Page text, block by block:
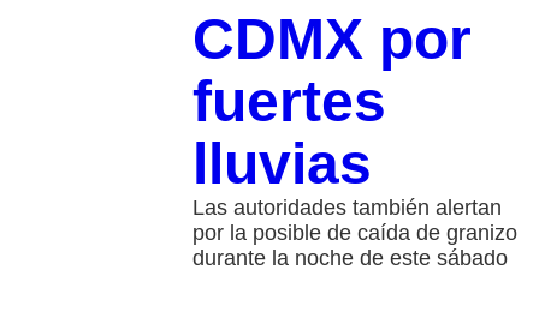
CDMX por
fuertes
lluvias
Las autoridades también alertan
por la posible de caída de granizo
durante la noche de este sábado